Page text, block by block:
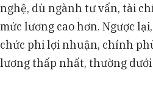
nghệ, dù ngành tư vấn, tài
mức lương cao hơn. Ngược
chức phi lợi nhuận, chính
lương thấp nhất, thường dưới